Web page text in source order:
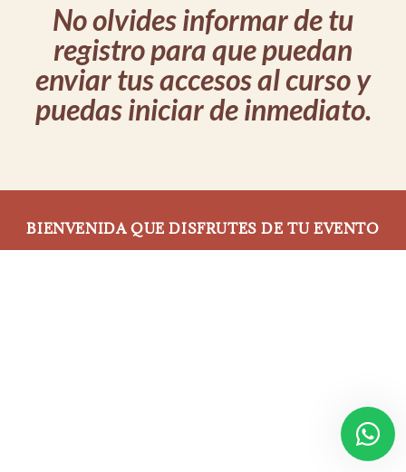
No olvides informar de tu
registro para que puedan
enviar tus accesos al curso y
puedas iniciar de inmediato.
BIENVENIDA QUE DISFRUTES DE TU EVENTO